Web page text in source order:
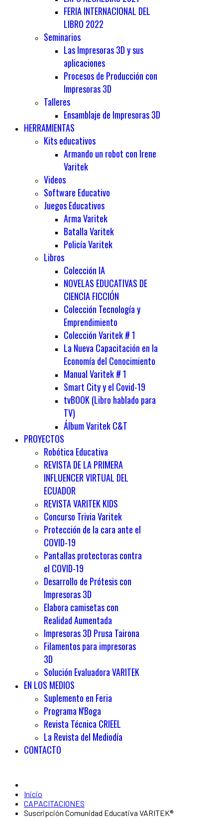
FERIA INTERNACIONAL DEL
LIBRO 2022
Seminarios
Las Impresoras 3D y sus
aplicaciones
Procesos de Producción con
Impresoras 3D
Talleres
Ensamblaje de Impresoras 3D
HERRAMIENTAS
Kits educativos
Armando un robot con Irene
Varitek
Videos
Software Educativo
Juegos Educativos
Arma Varitek
Batalla Varitek
Policía Varitek
Libros
Colección IA
NOVELAS EDUCATIVAS DE
CIENCIA FICCIÓN
Colección Tecnología y
Emprendimiento
Colección Varitek # 1
La Nueva Capacitación en la
Economía del Conocimiento
Manual Varitek # 1
Smart City y el Covid-19
tvBOOK (Libro hablado para
TV)
Álbum Varitek C&T
PROYECTOS
Robótica Educativa
REVISTA DE LA PRIMERA
INFLUENCER VIRTUAL DEL
ECUADOR
REVISTA VARITEK KIDS
Concurso Trivia Varitek
Protección de la cara ante el
COVID-19
Pantallas protectoras contra
el COVID-19
Desarrollo de Prótesis con
Impresoras 3D
Elabora camisetas con
Realidad Aumentada
Impresoras 3D Prusa Tairona
Filamentos para impresoras
3D
Solución Evaluadora VARITEK
EN LOS MEDIOS
Suplemento en Feria
Programa N'Boga
Revista Técnica CRIEEL
La Revista del Mediodía
CONTACTO
Inicio
CAPACITACIONES
Suscripción Comunidad Educativa VARITEK®